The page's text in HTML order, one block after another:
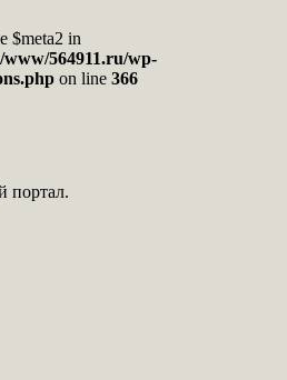
$meta2 in
564911.ru/wp-
on line 366
портал.